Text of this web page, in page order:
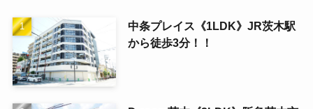
中条プレイス《1LDK》JR茨木駅
から徒歩3分！！